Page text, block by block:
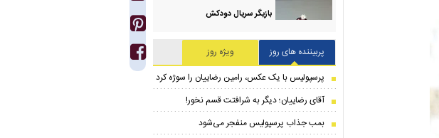
بازیگر سریال دودکش
پربیننده های روز
ویژه روز
پرسپولیس با یک عکس، رامین رضاییان را سوژه کرد
آقای رضاییان؛ دیگر به شرافتت قسم نخور!
بمب جذاب پرسپولیس منفجر می‌شود